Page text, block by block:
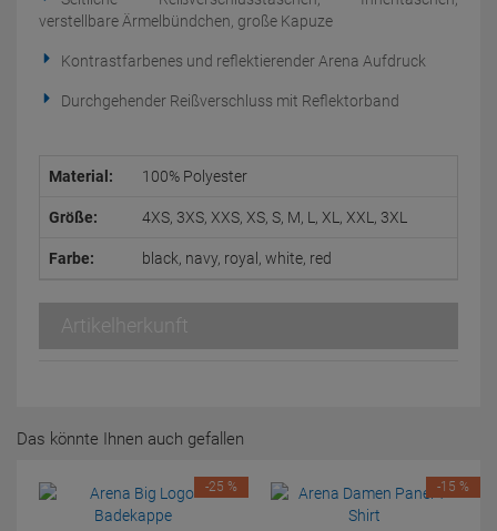
verstellbare Ärmelbündchen, große Kapuze
Kontrastfarbenes und reflektierender Arena Aufdruck
Durchgehender Reißverschluss mit Reflektorband
Material: 100% Polyester
Größe: 4XS, 3XS, XXS, XS, S, M, L, XL, XXL, 3XL
Farbe: black, navy, royal, white, red
Artikelherkunft
Das könnte Ihnen auch gefallen
-25 % -15 %